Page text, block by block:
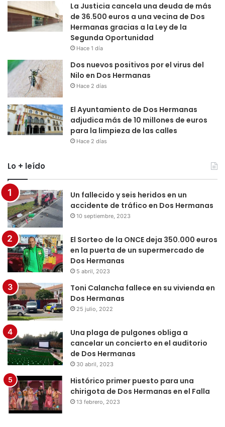
La Justicia cancela una deuda de más
de 36.500 euros a una vecina de Dos
Hermanas gracias a la Ley de la
Segunda Oportunidad
Hace 1 día
Dos nuevos positivos por el virus del
Nilo en Dos Hermanas
Hace 2 días
El Ayuntamiento de Dos Hermanas
adjudica más de 10 millones de euros
para la limpieza de las calles
Hace 2 días
Lo + leído
Un fallecido y seis heridos en un
accidente de tráfico en Dos Hermanas
10 septiembre, 2023
El Sorteo de la ONCE deja 350.000 euros
en la puerta de un supermercado de
Dos Hermanas
5 abril, 2023
Toni Calancha fallece en su vivienda en
Dos Hermanas
25 julio, 2022
Una plaga de pulgones obliga a
cancelar un concierto en el auditorio
de Dos Hermanas
30 abril, 2023
Histórico primer puesto para una
chirigota de Dos Hermanas en el Falla
13 febrero, 2023